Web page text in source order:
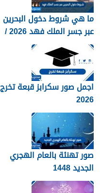
ما هي شروط دخول البحرين
عبر جسر الملك فهد 2026 /
1448
اجمل صور سكرابز قبعة تخرج
2026
صور تهنئة بالعام الهجري
الجديد 1448